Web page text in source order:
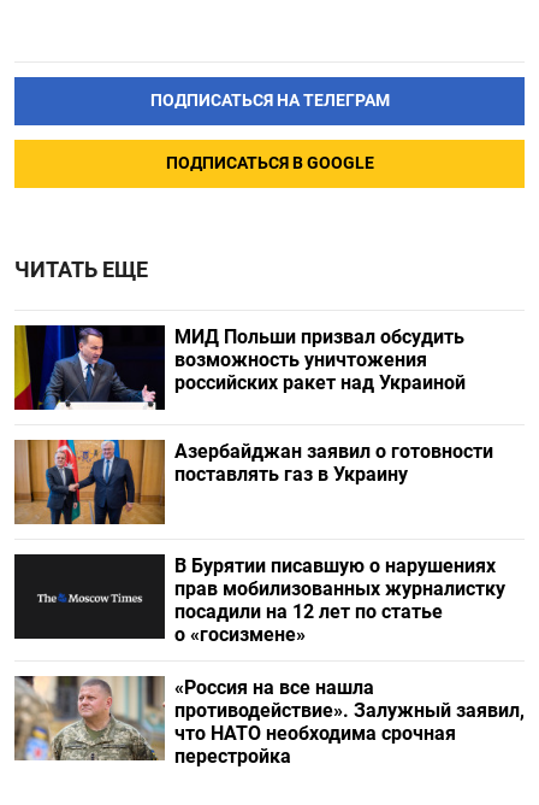
ПОДПИСАТЬСЯ НА ТЕЛЕГРАМ
ПОДПИСАТЬСЯ В GOOGLE
ЧИТАТЬ ЕЩЕ
МИД Польши призвал обсудить
возможность уничтожения
российских ракет над Украиной
Азербайджан заявил о готовности
поставлять газ в Украину
В Бурятии писавшую о нарушениях
прав мобилизованных журналистку
посадили на 12 лет по статье
о «госизмене»
«Россия на все нашла
противодействие». Залужный заявил,
что НАТО необходима срочная
перестройка